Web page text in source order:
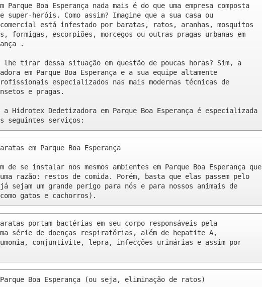
Parque Boa Esperança nada mais é do que uma empresa composta
super-heróis. Como assim? Imagine que a sua casa ou
comercial está infestado por baratas, ratos, aranhas, mosquitos
formigas, escorpiões, morcegos ou outras pragas urbanas em
.
lhe tirar dessa situação em questão de poucas horas? Sim, a
em Parque Boa Esperança e a sua equipe altamente
especializados nas mais modernas técnicas de
e pragas.
Hidrotex Dedetizadora em Parque Boa Esperança é especializada
seguintes serviços:
em Parque Boa Esperança
de se instalar nos mesmos ambientes em Parque Boa Esperança que
uma razão: restos de comida. Porém, basta que elas passem pelo
sejam um grande perigo para nós e para nossos animais de
gatos e cachorros).
portam bactérias em seu corpo responsáveis pela
série de doenças respiratórias, além de hepatite A,
conjuntivite, lepra, infecções urinárias e assim por
Boa Esperança (ou seja, eliminação de ratos)